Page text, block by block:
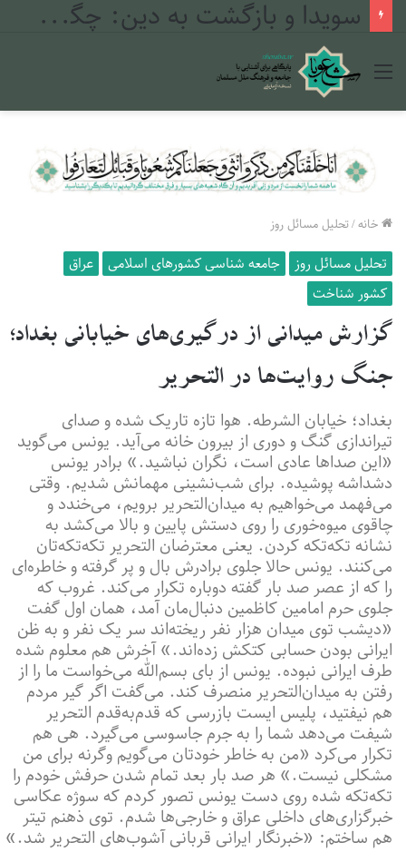
سویدا و بازگشت به دین: چگونه بحران ۲۰۲۵ مسیر جوانان دروزی را تغییر داد
منو
خانه/تحلیل مسائل روز
تحلیل مسائل روز جامعه شناسی کشورهای اسلامی
عراق
کشور شناخت
گزارش میدانی از درگیری‌های خیابانی بغداد؛
جنگ روایت‌ها در التحریر
بغداد؛ خیابان الشرطه. هوا تازه تاریک شده و صدای
تیراندازی گنگ و دوری از بیرون خانه می‌آید. یونس می‌گوید
«این صداها عادی است، نگران نباشید.» برادر یونس
دشداشه پوشیده. برای شب‌نشینی مهمانش شدیم. وقتی
می‌فهمد می‌خواهیم به میدان‌التحریر برویم، می‌خندد و
چاقوی میوه‌خوری را روی دستش پایین و بالا می‌کشد به
نشانه تکه‌تکه کردن. یعنی معترضان التحریر تکه‌تکه‌تان
می‌کنند. یونس حالا جلوی برادرش بال و پر گرفته و خاطره‌ای
را که از عصر صد بار گفته دوباره تکرار می‌کند. غروب که
جلوی حرم امامین کاظمین دنبال‌مان آمد، همان اول گفت
«دیشب توی میدان هزار نفر ریخته‌اند سر یک نفر و به ظن
ایرانی بودن حسابی کتکش زده‌اند.» آخرش هم معلوم شده
طرف ایرانی نبوده. یونس از بای بسم‌الله می‌خواست ما را از
رفتن به میدان‌التحریر منصرف کند. می‌گفت اگر گیر مردم
هم نیفتید، پلیس ایست بازرسی که قدم‌به‌قدم التحریر
شیفت می‌دهد شما را به جرم جاسوسی می‌گیرد. هی هم
تکرار می‌کرد «من به خاطر خودتان می‌گویم وگرنه برای من
مشکلی نیست.» هر صد بار بعد تمام شدن حرفش خودم را
تکه‌تکه شده روی دست یونس تصور کردم که سوژه عکاسی
خبرگزاری‌های داخلی عراق و خارجی‌ها شدم. توی ذهنم تیتر
هم ساختم: «خبرنگار ایرانی قربانی آشوب‌های التحریر شد.»